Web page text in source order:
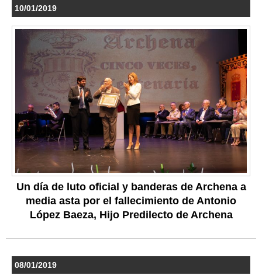
10/01/2019
Un día de luto oficial y banderas de Archena a
media asta por el fallecimiento de Antonio
López Baeza, Hijo Predilecto de Archena
08/01/2019